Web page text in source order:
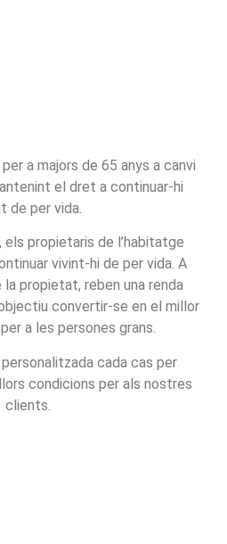
a majors de 65 anys a canvi
el dret a continuar-hi
de per vida.
els propietaris de l’habitatge
vivint-hi de per vida. A
propietat, reben una renda
convertir-se en el millor
a les persones grans.
cada cas per
condicions per als nostres
clients.